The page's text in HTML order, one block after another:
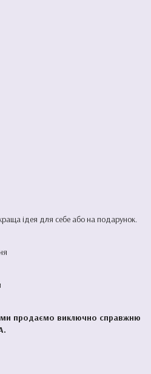
ідея для себе або на подарунок.
ми продаємо виключно справжню